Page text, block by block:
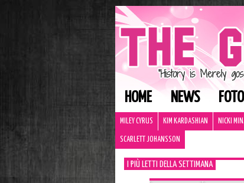
HOME NEWS FOTO
MILEY CYRUS KIM KARDASHIAN NICKI
SCARLETT JOHANSSON
I PIÙ LETTI DELLA SETTIMANA